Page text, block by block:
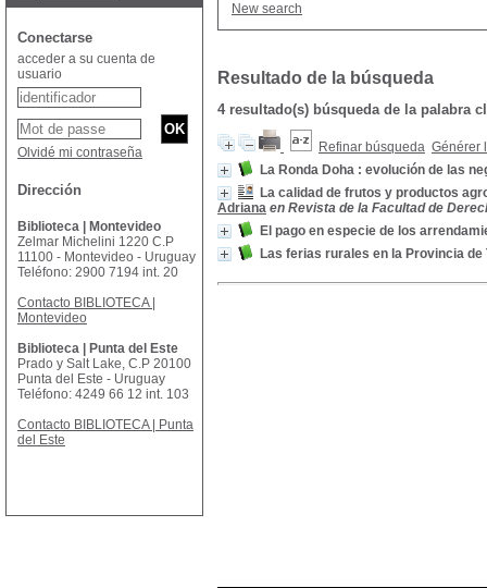
New search
Resultado de la búsqueda
4 resultado(s) búsqueda de la palabra
Refinar búsqueda Générer
La Ronda Doha : evolución de las
La calidad de frutos y productos
Adriana en Revista de la Facultad de
El pago en especie de los
Las ferias rurales en la Provincia de
Conectarse
acceder a su cuenta de
usuario
Olvidé mi contraseña
Dirección
Biblioteca | Montevideo
Zelmar Michelini 1220 C.P
11100 - Montevideo - Uruguay
Teléfono: 2900 7194 int. 20
Contacto BIBLIOTECA |
Montevideo
Biblioteca | Punta del Este
Prado y Salt Lake, C.P 20100
Punta del Este - Uruguay
Teléfono: 4249 66 12 int. 103
Contacto BIBLIOTECA | Punta
del Este